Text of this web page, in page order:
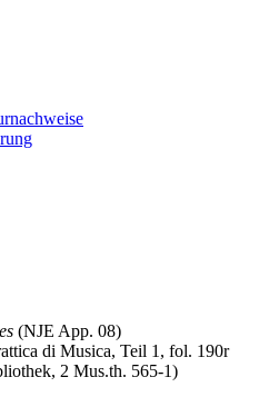
(NJE App. 08)
di Musica, Teil 1, fol. 190r
2 Mus.th. 565-1)